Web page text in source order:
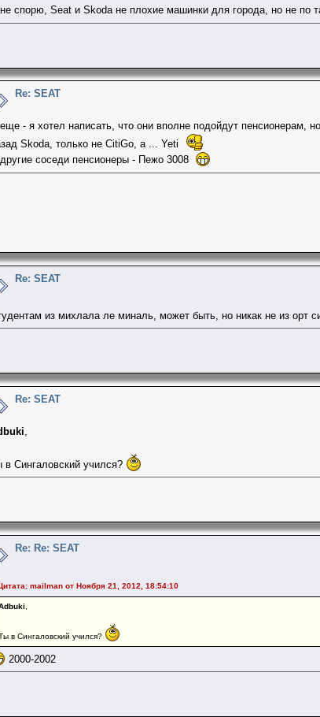
спорю, Seat и Skoda не плохие машинки для города, но не по
Re: SEAT
- я хотел написать, что они вполне подойдут пенсионерам,
Skoda, только не CitiGo, а ... Yeti
соседи пенсионеры - Пежо 3008
Re: SEAT
из михлала ле миналь, может быть, но никак не из орт
Re: SEAT
в Сингаловский учился?
Re: Re: SEAT
mailman от Ноября 21, 2012, 18:54:10
в Сингаловский учился?
2000-2002